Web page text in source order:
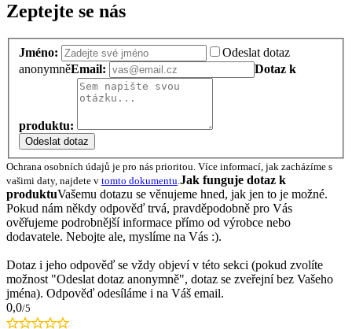
Zeptejte se nás
Jméno:
Odeslat dotaz
anonymněEmail: Dotaz k
produktu:
Odeslat dotaz
Ochrana osobních údajů je pro nás prioritou. Více informací, jak zacházíme s
vašimi daty, najdete v tomto dokumentu Jak funguje dotaz k
produktuVašemu dotazu se věnujeme hned, jak jen to je možné.
Pokud nám někdy odpověď trvá, pravděpodobně pro Vás
ověřujeme podrobnější informace přímo od výrobce nebo
dodavatele. Nebojte ale, myslíme na Vás :).
Dotaz i jeho odpověď se vždy objeví v této sekci (pokud zvolíte
možnost "Odeslat dotaz anonymně", dotaz se zveřejní bez Vašeho
jména). Odpověď odesíláme i na Váš email.
0,0/5